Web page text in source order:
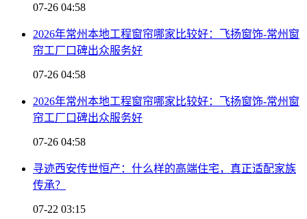
07-26 04:58
2026年常州本地工程窗帘哪家比较好：飞扬窗饰-常州窗
帘工厂口碑出众服务好
07-26 04:58
2026年常州本地工程窗帘哪家比较好：飞扬窗饰-常州窗
帘工厂口碑出众服务好
07-26 04:58
寻迹西安传世恒产：什么样的高端住宅，真正适配家族
传承？
07-22 03:15